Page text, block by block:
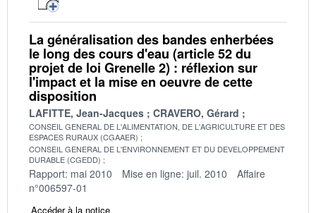
La généralisation des bandes enherbées
le long des cours d'eau (article 52 du
projet de loi Grenelle 2) : réflexion sur
l'impact et la mise en oeuvre de cette
disposition
LAFITTE, Jean-Jacques CRAVERO, Gérard
CONSEIL GENERAL DE L'ALIMENTATION, DE L'AGRICULTURE ET DES
ESPACES RURAUX (CGAAER)
CONSEIL GENERAL DE L'ENVIRONNEMENT ET DU DEVELOPPEMENT
DURABLE (CGEDD)
Rapport: mai 2010 Mise en ligne: juil. 2010
Affaire
n°006597-01
Accéder à la notice